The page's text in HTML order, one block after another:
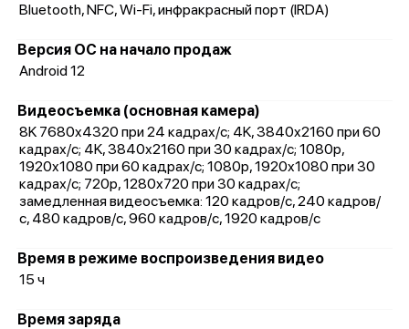
Bluetooth, NFC, Wi-Fi, инфракрасный порт (IRDA)
Версия ОС на начало продаж
Android 12
Видеосъемка (основная камера)
8K 7680x4320 при 24 кадрах/с; 4K, 3840x2160 при 60
кадрах/с; 4K, 3840x2160 при 30 кадрах/с; 1080p,
1920x1080 при 60 кадрах/с; 1080p, 1920x1080 при 30
кадрах/с; 720p, 1280x720 при 30 кадрах/с;
замедленная видеосъемка: 120 кадров/с, 240 кадров/
с, 480 кадров/с, 960 кадров/с, 1920 кадров/с
Время в режиме воспроизведения видео
15 ч
Время заряда